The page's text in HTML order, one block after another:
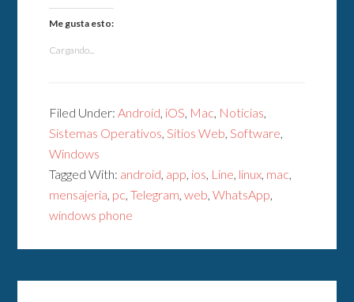
Me gusta esto:
Cargando...
Filed Under:Android, iOS, Mac, Noticias,
Sistemas Operativos,Sitios Web,Software,
Windows
Tagged With: android, app, ios, Line, linux, mac,
mensajeria, pc,Telegram,web,WhatsApp,
windows phone